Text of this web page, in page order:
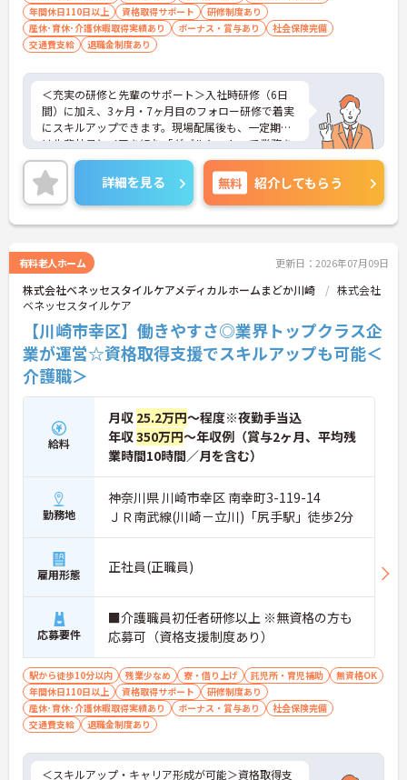
【IT化と手厚いフォロー体制により、業務のストレ
スを軽減できます】
・記録票の提出やシフト確認をすべてスマートフォ
動の手間が省けケア業務に集中できます
・定期的な面談を通じて上司がフォローする体制が
あり、訪問介護でありながら孤立することなくチー
ムの支援を受けながら業務に取り組めます
年間休日110日以上
資格取得サポート
研修制度あり
産休･育休･介護休暇取得実績あり
ボーナス・賞与あり
社会保険完備
交通費支給
退職金制度あり
＜充実の研修と先輩のサポート＞入社時研修（6日
間）に加え、3ヶ月・7ヶ月目のフォロー研修で着実
にスキルアップできます。現場配属後も、一定期間
は先輩社員とペアを組む「ダブルシフト」で業務を
習得できるので、一人で抱え込むことはありませ
ん。
＜頑張りが給与に直結！専門性を磨いて年収アップ
＞経験やスキルがしっかり給与に反映される仕組み
です。定期昇給に加え、独自の社内専門資格制度
の専門性を認定されると、1資格につき月給＋1万円
（最大4万円）の手当がつきます。キャリアアップす
れば年収UPも目指せるため、高いモチベーションで
働き続けられます。
＜家族も嬉しい！ベネッセグループならではの手厚
い福利厚生＞ご家族も支える制度が満載♪産休・育
休の取得実績も多数あり、ライフステージが変わっ
ても長く安心して働き続けられる環境が整っていま
す。
詳細を見る 無料 紹介してもらう
有料老人ホーム 更新日：2026年07月09日
株式会社ベネッセスタイルケアメディカルホームまどか川崎
株式会社
ベネッセスタイルケア
【川崎市幸区】働きやすさ◎業界トップクラス企
業が運営☆資格取得支援でスキルアップも可能＜
介護職＞
給料
月収 25.2万円～程度※夜勤手当込
年収350万円～年収例（賞与2ヶ月、平均残
業時間10時間／月を含む）
勤務地
神奈川県 川崎市幸区 南幸町3-119-14
ＪＲ南武線(川崎－立川)「尻手駅」徒歩2分
雇用形態 正社員(正職員)
応募要件
■介護職員初任者研修以上 ※無資格の方も
応募可（資格支援制度あり）
駅から徒歩10分以内 残業少なめ 寮・借り上げ 託児所・育児補助
無資格OK
年間休日110日以上
資格取得サポート
研修制度あり
産休･育休･介護休暇取得実績あり
ボーナス・賞与あり
社会保険完備
交通費支給
退職金制度あり
＜スキルアップ・キャリア形成が可能＞資格取得支